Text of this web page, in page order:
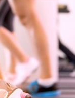
y
Bienestar